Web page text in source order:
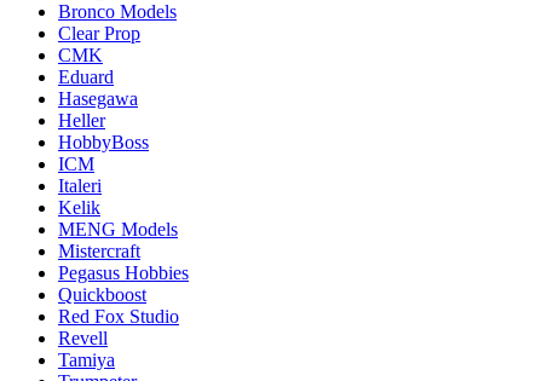
Bronco Models
Clear Prop
CMK
Eduard
Hasegawa
Heller
HobbyBoss
ICM
Italeri
Kelik
MENG Models
Mistercraft
Pegasus Hobbies
Quickboost
Red Fox Studio
Revell
Tamiya